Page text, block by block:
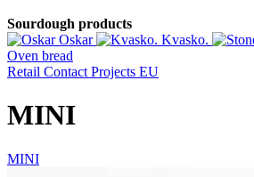
Sourdough products
Oskar
Kvasko.
Oven bread
Retail Contact Projects EU
MINI
MINI